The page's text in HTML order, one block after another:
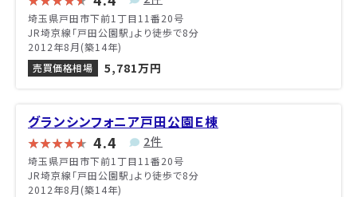
埼玉県戸田市下前1丁目11番20号
JR埼京線「戸田公園駅」より徒歩で8分
2012年8月(築14年)
売買価格相場
5,781万円
グランシンフォニア戸田公園Ｅ棟
4.4 2件
埼玉県戸田市下前1丁目11番20号
JR埼京線「戸田公園駅」より徒歩で8分
2012年8月(築14年)